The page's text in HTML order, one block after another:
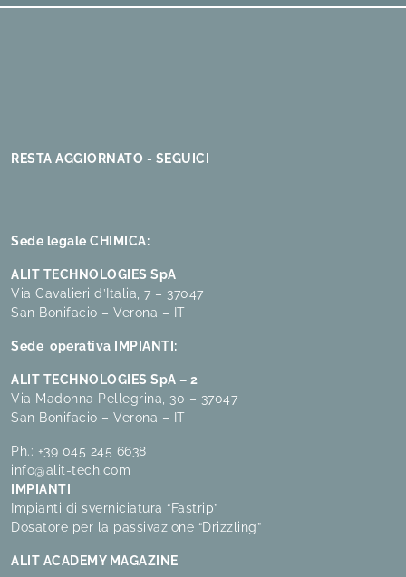
RESTA AGGIORNATO - SEGUICI
Sede legale CHIMICA:
ALIT TECHNOLOGIES SpA
Via Cavalieri d’Italia, 7 – 37047
San Bonifacio – Verona – IT
Sede operativa IMPIANTI:
ALIT TECHNOLOGIES SpA – 2
Via Madonna Pellegrina, 30 – 37047
San Bonifacio – Verona – IT
Ph.: +39 045 245 6638
info@alit-tech.com
IMPIANTI
Impianti di sverniciatura “Fastrip”
Dosatore per la passivazione “Drizzling”
ALIT ACADEMY MAGAZINE